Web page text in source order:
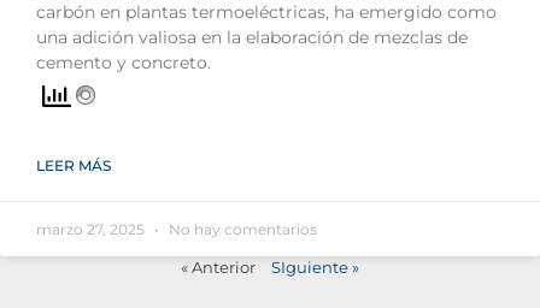
carbón en plantas termoeléctricas, ha emergido como
una adición valiosa en la elaboración de mezclas de
cemento y concreto.
LEER MÁS
marzo 27, 2025 No hay comentarios
« Anterior SIguiente »